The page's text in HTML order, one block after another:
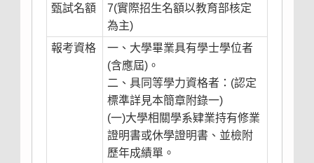
甄試名額
7(實際招生名額以教育部核定
為主)
報考資格
一、大學畢業具有學士學位者
(含應屆)。
二、具同等學力資格者：(認定
標準詳見本簡章附錄一)
(一)大學相關學系肄業持有修業
證明書或休學證明書、並檢附
歷年成績單。